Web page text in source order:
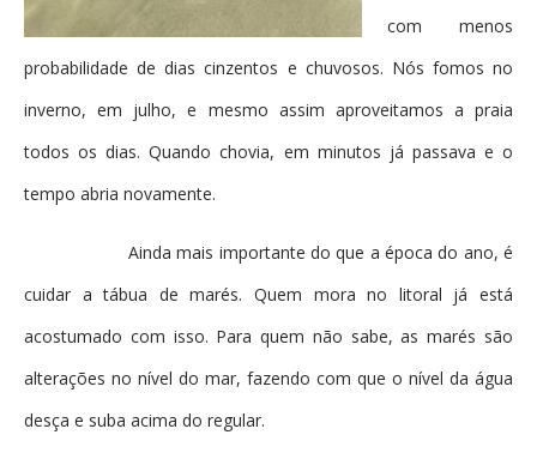
com menos
probabilidade de dias cinzentos e chuvosos. Nós fomos no
inverno, em julho, e mesmo assim aproveitamos a praia
todos os dias. Quando chovia, em minutos já passava e o
tempo abria novamente.
Ainda mais importante do que a época do ano, é
cuidar a tábua de marés. Quem mora no litoral já está
acostumado com isso. Para quem não sabe, as marés são
alterações no nível do mar, fazendo com que o nível da água
desça e suba acima do regular.